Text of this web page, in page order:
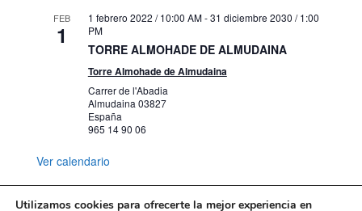
FEB
1
1 febrero 2022 / 10:00 AM-31 diciembre 2030 / 1:00
PM
TORRE ALMOHADE DE ALMUDAINA
Torre Almohade de Almudaina
Carrer de l'Abadia
Almudaina 03827
España
965 14 90 06
Ver calendario
Utilizamos cookies para ofrecerte la mejor experiencia en